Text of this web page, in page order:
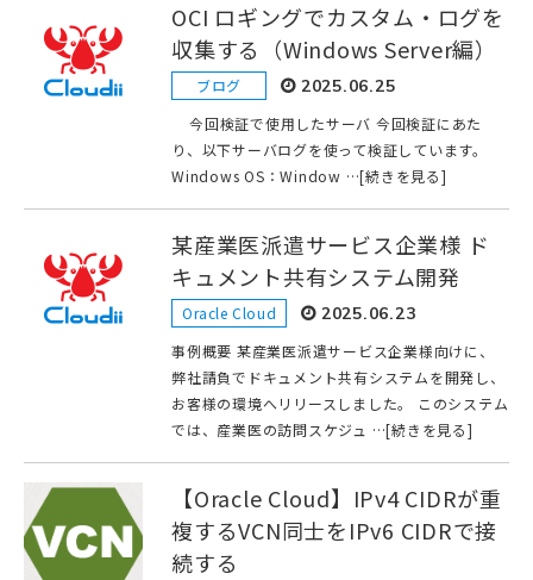
OCI ロギングでカスタム・ログを
収集する（Windows Server編）
ブログ 2025.06.25
今回検証で使用したサーバ 今回検証にあた
り、以下サーバログを使って検証しています。
Windows OS：Window …[続きを見る]
某産業医派遣サービス企業様 ド
キュメント共有システム開発
Oracle Cloud 2025.06.23
事例概要 某産業医派遣サービス企業様向けに、
弊社請負でドキュメント共有システムを開発し、
お客様の環境へリリースしました。 このシステム
では、産業医の訪問スケジュ …[続きを見る]
【Oracle Cloud】IPv4 CIDRが重
複するVCN同士をIPv6 CIDRで接
続する